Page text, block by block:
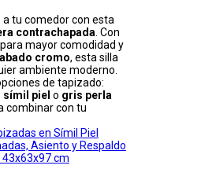
a tu comedor con esta
contrachapada . Con
para mayor comodidad y
cromo, esta silla
ambiente moderno.
de tapizado:
símil piel o gris perla
combinar con tu